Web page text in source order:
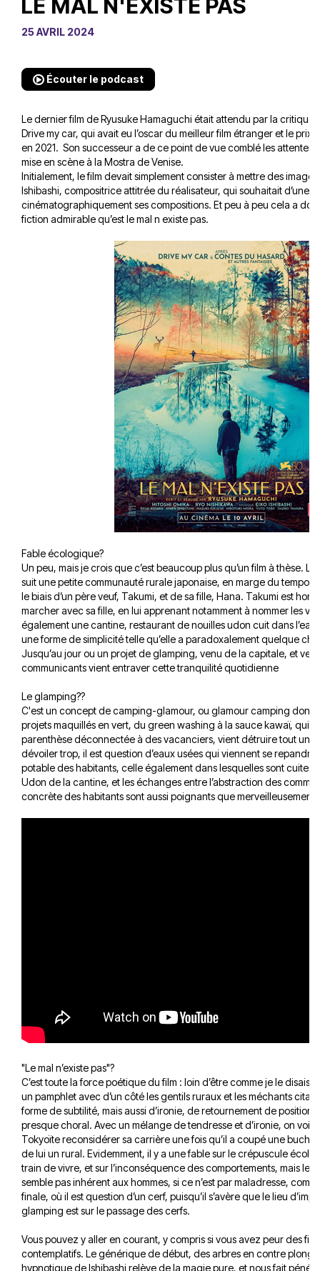
LE MAL N'EXISTE PAS
25 AVRIL 2024
Écouter le podcast
Le dernier film de Ryusuke Hamaguchi était attendu par la
Drive my car, qui avait eu l’oscar du meilleur film étranger et le prix
en 2021. Son successeur a de ce point de vue comblé les attentes
mise en scène à la Mostra de Venise.
Initialement, le film devait simplement consister à mettre des
Ishibashi, compositrice attitrée du réalisateur, qui souhaitait d’une
cinématographiquement ses compositions. Et peu à peu cela a
fiction admirable qu’est le mal n existe pas.
Fable écologique?
Un peu, mais je crois que c’est beaucoup plus qu’un film à thèse.
suit une petite communauté rurale japonaise, en marge du tempo
le biais d’un père veuf, Takumi, et de sa fille, Hana. Takumi est
marcher avec sa fille, en lui apprenant notamment à nommer les
également une cantine, restaurant de nouilles udon cuit dans
une forme de simplicité telle qu’elle a paradoxalement quelque
Jusqu’au jour ou un projet de glamping, venu de la capitale, et
communicants vient entraver cette tranquilité quotidienne
Le glamping??
C'est un concept de camping-glamour, ou glamour camping
projets maquillés en vert, du green washing à la sauce kawaï, qui
parenthèse déconnectée à des vacanciers, vient détruire tout un
dévoiler trop, il est question d’eaux usées qui viennent se repandre
potable des habitants, celle également dans lesquelles sont cuites
Udon de la cantine, et les échanges entre l’abstraction des
concrète des habitants sont aussi poignants que merveilleusement
"Le mal n’existe pas"?
C’est toute la force poétique du film : loin d’être comme je le disais
un pamphlet avec d’un côté les gentils ruraux et les méchants
forme de subtilité, mais aussi d’ironie, de retournement de
presque choral. Avec un mélange de tendresse et d’ironie, on voit
Tokyoïte reconsidérer sa carrière une fois qu’il a coupé une
de lui un rural. Evidemment, il y a une fable sur le crépuscule
train de vivre, et sur l’inconséquence des comportements, mais le
semble pas inhérent aux hommes, si ce n’est par maladresse,
finale, où il est question d’un cerf, puisqu’il s’avère que le lieu
glamping est sur le passage des cerfs.
Vous pouvez y aller en courant, y compris si vous avez peur des
contemplatifs. Le générique de début, des arbres en contre
hypnotique de Ishibashi relève de la magie pure, et nous fait